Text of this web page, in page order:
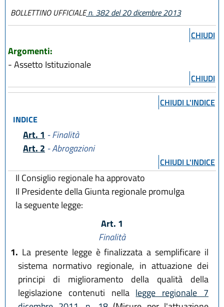
BOLLETTINO UFFICIALEn. 382 del 20 dicembre 2013
CHIUDI
Argomenti:
- Assetto Istituzionale
CHIUDI
CHIUDI L'INDICE
INDICE
Art. 1 - Finalità
Art. 2 - Abrogazioni
CHIUDI L'INDICE
Il Consiglio regionale ha approvato
Il Presidente della Giunta regionale promulga
la seguente legge:
Art. 1
Finalità
1. La presente legge è finalizzata a semplificare il
sistema normativo regionale, in attuazione dei
principi di miglioramento della qualità della
legislazione contenuti nella legge regionale 7